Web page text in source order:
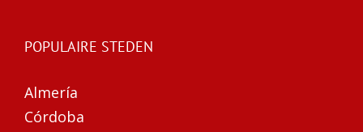
POPULAIRE STEDEN
Almería
Córdoba